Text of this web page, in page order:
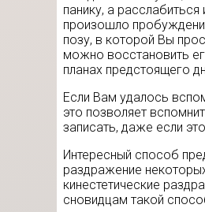
панику, а
произошло
позу, в которой Вы
можно восстановить
планах предстоящего
Если Вам удалось
это позволяет
записать, даже если
Интересный способ
раздражение
кинестетические
сновидцам такой